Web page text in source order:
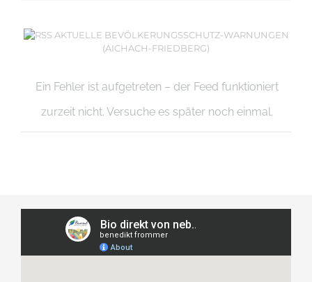
AKTUELLE BEVÖLKERUNGSSCHUTZ-WARNUNGEN
(AICHACH-FRIEDBERG)
Ein Fehler ist aufgetreten – der Feed funktioniert
zurzeit nicht. Versuche es später noch einmal.